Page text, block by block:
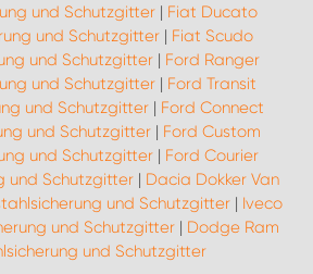
und Schutzgitter| Fiat Ducato
und Schutzgitter| Fiat Scudo
und Schutzgitter| Ford Ranger
und Schutzgitter | Ford Transit
und Schutzgitter| Ford Connect
und Schutzgitter | Ford Custom
und Schutzgitter | Ford Courier
und Schutzgitter| Dacia Dokker Van
und Schutzgitter | Iveco
und Schutzgitter | Dodge Ram
und Schutzgitter